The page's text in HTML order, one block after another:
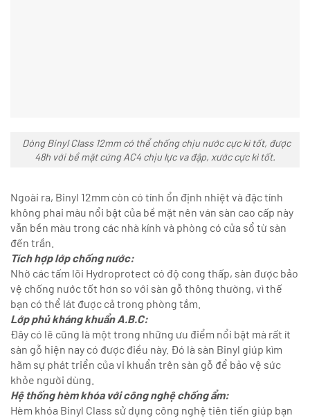
Dòng Binyl Class 12mm có thể chống chịu nước cực kì tốt, được
48h với bề mặt cứng AC4 chịu lực va đập, xước cực kì tốt.
Ngoài ra, Binyl 12mm còn có tính ổn định nhiệt và đặc tính
không phai màu nổi bật của bề mặt nên ván sàn cao cấp này
vẫn bền màu trong các nhà kính và phòng có cửa sổ từ sàn
đến trần.
Tích hợp lớp chống nước:
Nhờ các tấm lõi Hydroprotect có độ cong thấp, sàn được bảo
vệ chống nước tốt hơn so với sàn gỗ thông thường, vì thế
bạn có thể lát được cả trong phòng tắm.
Lớp phủ kháng khuẩn A.B.C:
Đây có lẽ cũng là một trong những ưu điểm nổi bật mà rất ít
sàn gỗ hiện nay có được điều này. Đó là sàn Binyl giúp kìm
hãm sự phát triển của vi khuẩn trên sàn gỗ để bảo vệ sức
khỏe người dùng.
Hệ thống hèm khóa với công nghệ chống ẩm:
Hèm khóa Binyl Class sử dụng công nghệ tiên tiến giúp bạn